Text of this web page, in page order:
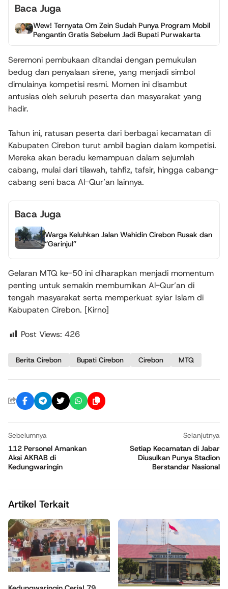
Baca Juga
Wew! Ternyata Om Zein Sudah Punya Program Mobil
Pengantin Gratis Sebelum Jadi Bupati Purwakarta
Seremoni pembukaan ditandai dengan pemukulan
bedug dan penyalaan sirene, yang menjadi simbol
dimulainya kompetisi resmi. Momen ini disambut
antusias oleh seluruh peserta dan masyarakat yang
hadir.
Tahun ini, ratusan peserta dari berbagai kecamatan di
Kabupaten Cirebon turut ambil bagian dalam kompetisi.
Mereka akan beradu kemampuan dalam sejumlah
cabang, mulai dari tilawah, tahfiz, tafsir, hingga cabang-
cabang seni baca Al-Qur’an lainnya.
Baca Juga
Warga Keluhkan Jalan Wahidin Cirebon Rusak dan
“Garinjul”
Gelaran MTQ ke-50 ini diharapkan menjadi momentum
penting untuk semakin membumikan Al-Qur’an di
tengah masyarakat serta memperkuat syiar Islam di
Kabupaten Cirebon. [Kirno]
Post Views: 426
Berita Cirebon Bupati Cirebon Cirebon MTQ
Sebelumnya
112 Personel Amankan
Aksi AKRAB di
Kedungwaringin
Selanjutnya
Setiap Kecamatan di Jabar
Diusulkan Punya Stadion
Berstandar Nasional
Artikel Terkait